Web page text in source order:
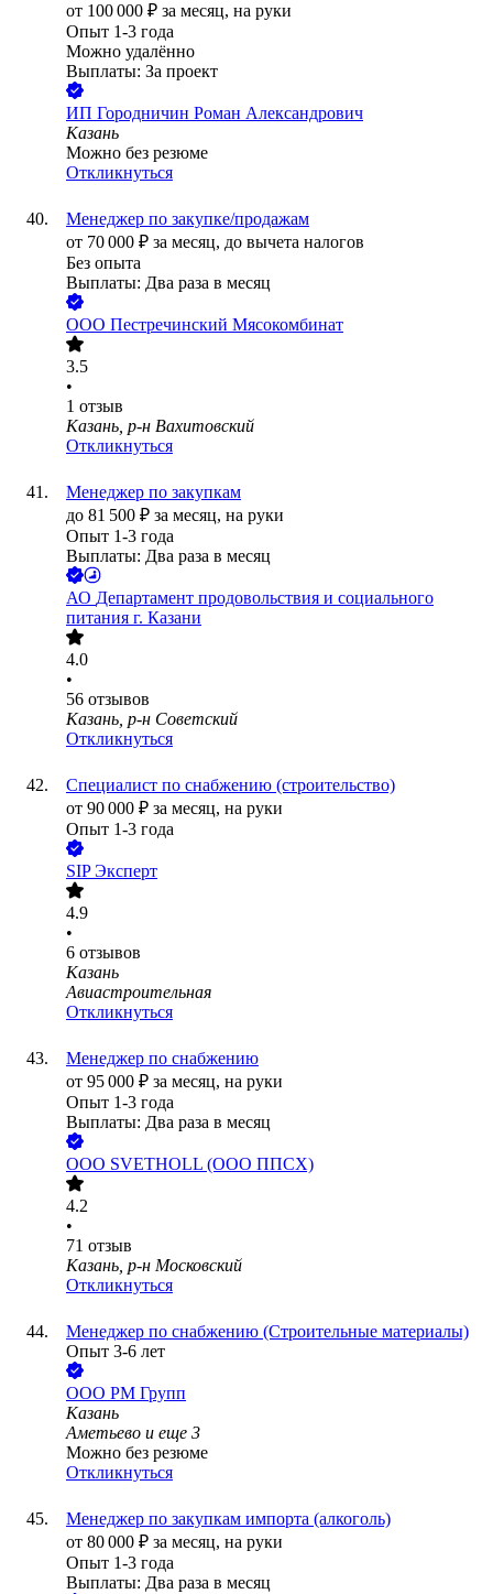
от 100 000 ₽ за месяц, на руки
Опыт 1-3 года
Можно удалённо
Выплаты: За проект
ИП Городничин Роман Александрович
Казань
Можно без резюме
Откликнуться
Менеджер по закупке/продажам
от 70 000 ₽ за месяц, до вычета налогов
Без опыта
Выплаты: Два раза в месяц
ООО Пестречинский Мясокомбинат
3.5
•
1 отзыв
Казань, р-н Вахитовский
Откликнуться
Менеджер по закупкам
до 81 500 ₽ за месяц, на руки
Опыт 1-3 года
Выплаты: Два раза в месяц
АО Департамент продовольствия и социального
питания г. Казани
4.0
•
56 отзывов
Казань, р-н Советский
Откликнуться
Специалист по снабжению (строительство)
от 90 000 ₽ за месяц, на руки
Опыт 1-3 года
SIP Эксперт
4.9
•
6 отзывов
Казань
Авиастроительная
Откликнуться
Менеджер по снабжению
от 95 000 ₽ за месяц, на руки
Опыт 1-3 года
Выплаты: Два раза в месяц
ООО SVETHOLL (ООО ППСХ)
4.2
•
71 отзыв
Казань, р-н Московский
Откликнуться
Менеджер по снабжению (Строительные материалы)
Опыт 3-6 лет
ООО РМ Групп
Казань
Аметьево и еще 3
Можно без резюме
Откликнуться
Менеджер по закупкам импорта (алкоголь)
от 80 000 ₽ за месяц, на руки
Опыт 1-3 года
Выплаты: Два раза в месяц